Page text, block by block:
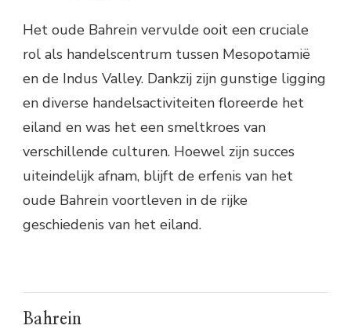
Het oude Bahrein vervulde ooit een cruciale
rol als handelscentrum tussen Mesopotamië
en de Indus Valley. Dankzij zijn gunstige ligging
en diverse handelsactiviteiten floreerde het
eiland en was het een smeltkroes van
verschillende culturen. Hoewel zijn succes
uiteindelijk afnam, blijft de erfenis van het
oude Bahrein voortleven in de rijke
geschiedenis van het eiland.
Bahrein